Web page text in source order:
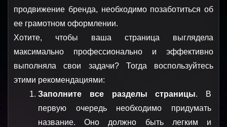
продвижение бренда, необходимо позаботиться об
ее грамотном оформлении.
Хотите, чтобы ваша страница выглядела
максимально профессионально и эффективно
выполняла свои задачи? Тогда воспользуйтесь
этими рекомендациями:
Заполните все разделы страницы. В
первую очередь необходимо придумать
название. Оно должно быть легким и